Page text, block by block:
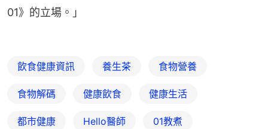
01》的立場。」
飲食健康資訊 養生茶 食物營養
食物解碼 健康飲食 健康生活
都市健康 Hello醫師 01教煮